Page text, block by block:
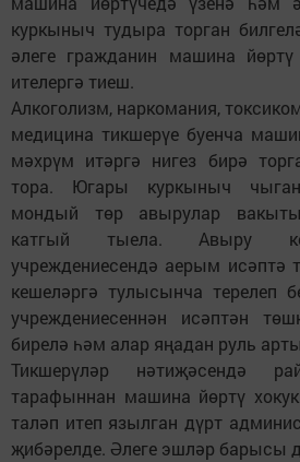
куркыныч тудыра торган
әлеге гражданин машина
ителергә тиеш.
Алкоголизм, наркомания,
медицина тикшерүе буенча
мәхрүм итәргә нигез бирә
тора. Югары куркыныч
мондый төр авырулар
катгый тыела. Авыру
учреждениесендә аерым исәптә
кешеләргә тулысынча терелеп
учреждениесеннән исәптән
бирелә һәм алар яңадан руль
Тикшерүләр нәтиҗәсендә
тарафыннан машина йөртү
таләп итеп язылган дүрт
җибәрелде. Әлеге эшләр барысы